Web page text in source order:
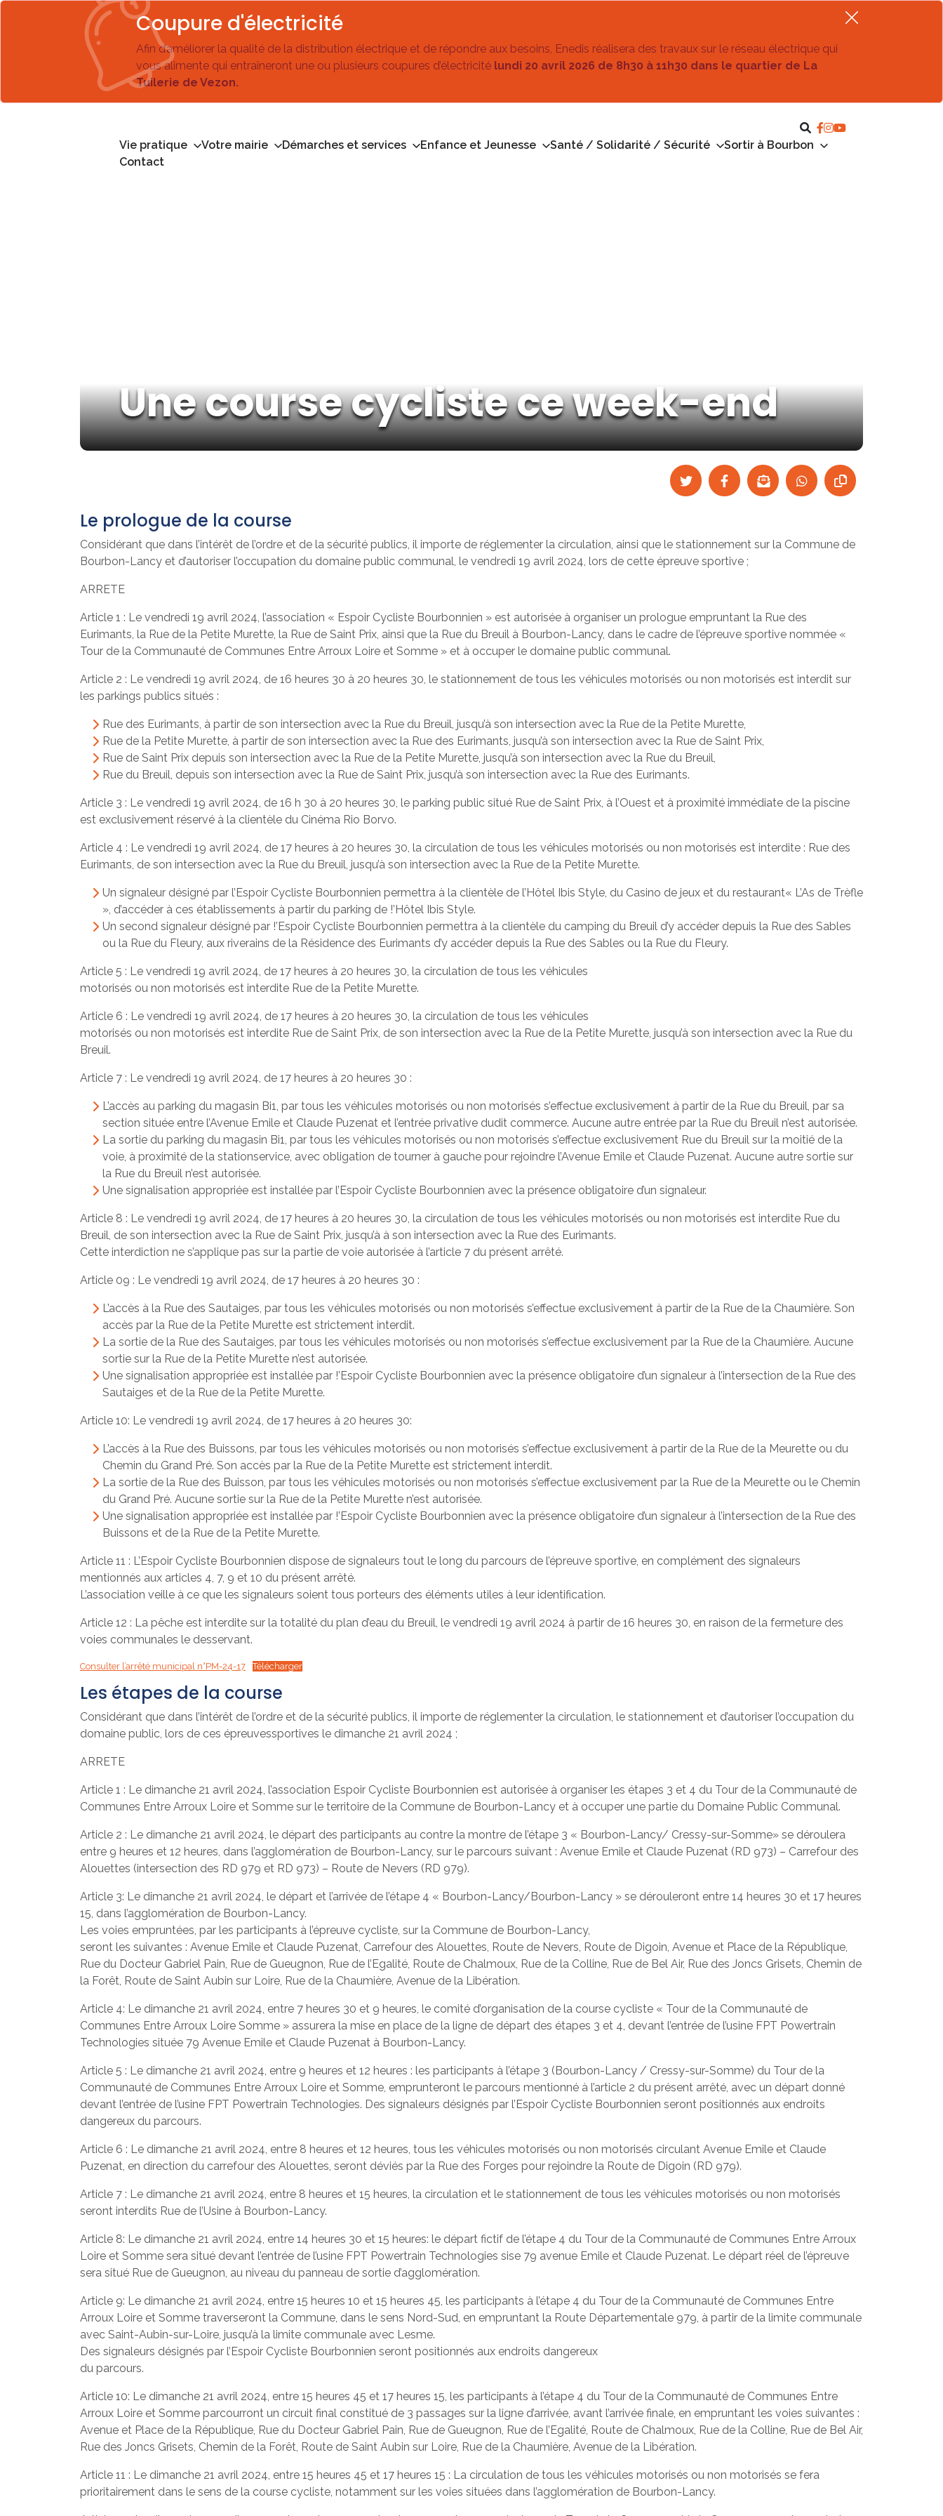
Coupure d'électricité
Afin d’améliorer la qualité de la distribution électrique et de répondre aux besoins, Enedis réalisera des travaux sur le réseau électrique qui
vous alimente qui entraîneront une ou plusieurs coupures d’électricité lundi 20 avril 2026 de 8h30 à 11h30 dans le quartier de La
Tuilerie de Vezon.
Vie pratique Votre mairie Démarches et services Enfance et Jeunesse Santé / Solidarité / Sécurité
Sortir à Bourbon
Contact
Une course cycliste ce week-end
Le prologue de la course
Considérant que dans l’intérêt de l’ordre et de la sécurité publics, il importe de réglementer la circulation, ainsi que le stationnement sur la Commune de
Bourbon-Lancy et d’autoriser l’occupation du domaine public communal, le vendredi 19 avril 2024, lors de cette épreuve sportive ;
ARRETE
Article 1 : Le vendredi 19 avril 2024, l’association « Espoir Cycliste Bourbonnien » est autorisée à organiser un prologue empruntant la Rue des
Eurimants, la Rue de la Petite Murette, la Rue de Saint Prix, ainsi que la Rue du Breuil à Bourbon-Lancy, dans le cadre de l’épreuve sportive nommée «
Tour de la Communauté de Communes Entre Arroux Loire et Somme » et à occuper le domaine public communal.
Article 2 : Le vendredi 19 avril 2024, de 16 heures 30 à 20 heures 30, le stationnement de tous les véhicules motorisés ou non motorisés est interdit sur
les parkings publics situés :
Rue des Eurimants, à partir de son intersection avec la Rue du Breuil, jusqu’à son intersection avec la Rue de la Petite Murette,
Rue de la Petite Murette, à partir de son intersection avec la Rue des Eurimants, jusqu’à son intersection avec la Rue de Saint Prix,
Rue de Saint Prix depuis son intersection avec la Rue de la Petite Murette, jusqu’à son intersection avec la Rue du Breuil,
Rue du Breuil, depuis son intersection avec la Rue de Saint Prix, jusqu’à son intersection avec la Rue des Eurimants.
Article 3 : Le vendredi 19 avril 2024, de 16 h 30 à 20 heures 30, le parking public situé Rue de Saint Prix, à l’Ouest et à proximité immédiate de la piscine
est exclusivement réservé à la clientèle du Cinéma Rio Borvo.
Article 4 : Le vendredi 19 avril 2024, de 17 heures à 20 heures 30, la circulation de tous les véhicules motorisés ou non motorisés est interdite : Rue des
Eurimants, de son intersection avec la Rue du Breuil, jusqu’à son intersection avec la Rue de la Petite Murette.
Un signaleur désigné par l’Espoir Cycliste Bourbonnien permettra à la clientèle de l’Hôtel Ibis Style, du Casino de jeux et du restaurant« L’As de Trèfle
», d’accéder à ces établissements à partir du parking de !’Hôtel Ibis Style.
Un second signaleur désigné par !’Espoir Cycliste Bourbonnien permettra à la clientèle du camping du Breuil d’y accéder depuis la Rue des Sables
ou la Rue du Fleury, aux riverains de la Résidence des Eurimants d’y accéder depuis la Rue des Sables ou la Rue du Fleury.
Article 5 : Le vendredi 19 avril 2024, de 17 heures à 20 heures 30, la circulation de tous les véhicules
motorisés ou non motorisés est interdite Rue de la Petite Murette.
Article 6 : Le vendredi 19 avril 2024, de 17 heures à 20 heures 30, la circulation de tous les véhicules
motorisés ou non motorisés est interdite Rue de Saint Prix, de son intersection avec la Rue de la Petite Murette, jusqu’à son intersection avec la Rue du
Breuil.
Article 7 : Le vendredi 19 avril 2024, de 17 heures à 20 heures 30 :
L’accès au parking du magasin Bi1, par tous les véhicules motorisés ou non motorisés s’effectue exclusivement à partir de la Rue du Breuil, par sa
section située entre l’Avenue Emile et Claude Puzenat et l’entrée privative dudit commerce. Aucune autre entrée par la Rue du Breuil n’est autorisée.
La sortie du parking du magasin Bi1, par tous les véhicules motorisés ou non motorisés s’effectue exclusivement Rue du Breuil sur la moitié de la
voie, à proximité de la stationservice, avec obligation de tourner à gauche pour rejoindre l’Avenue Emile et Claude Puzenat. Aucune autre sortie sur
la Rue du Breuil n’est autorisée.
Une signalisation appropriée est installée par l’Espoir Cycliste Bourbonnien avec la présence obligatoire d’un signaleur.
Article 8 : Le vendredi 19 avril 2024, de 17 heures à 20 heures 30, la circulation de tous les véhicules motorisés ou non motorisés est interdite Rue du
Breuil, de son intersection avec la Rue de Saint Prix, jusqu’à à son intersection avec la Rue des Eurimants.
Cette interdiction ne s’applique pas sur la partie de voie autorisée à l’article 7 du présent arrêté.
Article 09 : Le vendredi 19 avril 2024, de 17 heures à 20 heures 30 :
L’accès à la Rue des Sautaiges, par tous les véhicules motorisés ou non motorisés s’effectue exclusivement à partir de la Rue de la Chaumière. Son
accès par la Rue de la Petite Murette est strictement interdit.
La sortie de la Rue des Sautaiges, par tous les véhicules motorisés ou non motorisés s’effectue exclusivement par la Rue de la Chaumière. Aucune
sortie sur la Rue de la Petite Murette n’est autorisée.
Une signalisation appropriée est installée par !’Espoir Cycliste Bourbonnien avec la présence obligatoire d’un signaleur à l’intersection de la Rue des
Sautaiges et de la Rue de la Petite Murette.
Article 10: Le vendredi 19 avril 2024, de 17 heures à 20 heures 30:
L’accès à la Rue des Buissons, par tous les véhicules motorisés ou non motorisés s’effectue exclusivement à partir de la Rue de la Meurette ou du
Chemin du Grand Pré. Son accès par la Rue de la Petite Murette est strictement interdit.
La sortie de la Rue des Buisson, par tous les véhicules motorisés ou non motorisés s’effectue exclusivement par la Rue de la Meurette ou le Chemin
du Grand Pré. Aucune sortie sur la Rue de la Petite Murette n’est autorisée.
Une signalisation appropriée est installée par !’Espoir Cycliste Bourbonnien avec la présence obligatoire d’un signaleur à l’intersection de la Rue des
Buissons et de la Rue de la Petite Murette.
Article 11 : L’Espoir Cycliste Bourbonnien dispose de signaleurs tout le long du parcours de l’épreuve sportive, en complément des signaleurs
mentionnés aux articles 4, 7, 9 et 10 du présent arrêté.
L’association veille à ce que les signaleurs soient tous porteurs des éléments utiles à leur identification.
Article 12 : La pêche est interdite sur la totalité du plan d’eau du Breuil, le vendredi 19 avril 2024 à partir de 16 heures 30, en raison de la fermeture des
voies communales le desservant.
Consulter l’arrêté municipal n°PM-24-17 Télécharger
Les étapes de la course
Considérant que dans l’intérêt de l’ordre et de la sécurité publics, il importe de réglementer la circulation, le stationnement et d’autoriser l’occupation du
domaine public, lors de ces épreuvessportives le dimanche 21 avril 2024 ;
ARRETE
Article 1 : Le dimanche 21 avril 2024, l’association Espoir Cycliste Bourbonnien est autorisée à organiser les étapes 3 et 4 du Tour de la Communauté de
Communes Entre Arroux Loire et Somme sur le territoire de la Commune de Bourbon-Lancy et à occuper une partie du Domaine Public Communal.
Article 2 : Le dimanche 21 avril 2024, le départ des participants au contre la montre de l’étape 3 « Bourbon-Lancy/ Cressy-sur-Somme» se déroulera
entre 9 heures et 12 heures, dans l’agglomération de Bourbon-Lancy, sur le parcours suivant : Avenue Emile et Claude Puzenat (RD 973) – Carrefour des
Alouettes (intersection des RD 979 et RD 973) – Route de Nevers (RD 979).
Article 3: Le dimanche 21 avril 2024, le départ et l’arrivée de l’étape 4 « Bourbon-Lancy/Bourbon-Lancy » se dérouleront entre 14 heures 30 et 17 heures
15, dans l’agglomération de Bourbon-Lancy.
Les voies empruntées, par les participants à l’épreuve cycliste, sur la Commune de Bourbon-Lancy,
seront les suivantes : Avenue Emile et Claude Puzenat, Carrefour des Alouettes, Route de Nevers, Route de Digoin, Avenue et Place de la République,
Rue du Docteur Gabriel Pain, Rue de Gueugnon, Rue de l’Egalité, Route de Chalmoux, Rue de la Colline, Rue de Bel Air, Rue des Joncs Grisets, Chemin de
la Forêt, Route de Saint Aubin sur Loire, Rue de la Chaumière, Avenue de la Libération.
Article 4: Le dimanche 21 avril 2024, entre 7 heures 30 et 9 heures, le comité d’organisation de la course cycliste « Tour de la Communauté de
Communes Entre Arroux Loire Somme » assurera la mise en place de la ligne de départ des étapes 3 et 4, devant l’entrée de l’usine FPT Powertrain
Technologies située 79 Avenue Emile et Claude Puzenat à Bourbon-Lancy.
Article 5 : Le dimanche 21 avril 2024, entre 9 heures et 12 heures : les participants à l’étape 3 (Bourbon-Lancy / Cressy-sur-Somme) du Tour de la
Communauté de Communes Entre Arroux Loire et Somme, emprunteront le parcours mentionné à l’article 2 du présent arrêté, avec un départ donné
devant l’entrée de l’usine FPT Powertrain Technologies. Des signaleurs désignés par l’Espoir Cycliste Bourbonnien seront positionnés aux endroits
dangereux du parcours.
Article 6 : Le dimanche 21 avril 2024, entre 8 heures et 12 heures, tous les véhicules motorisés ou non motorisés circulant Avenue Emile et Claude
Puzenat, en direction du carrefour des Alouettes, seront déviés par la Rue des Forges pour rejoindre la Route de Digoin (RD 979).
Article 7 : Le dimanche 21 avril 2024, entre 8 heures et 15 heures, la circulation et le stationnement de tous les véhicules motorisés ou non motorisés
seront interdits Rue de l’Usine à Bourbon-Lancy.
Article 8: Le dimanche 21 avril 2024, entre 14 heures 30 et 15 heures: le départ fictif de l’étape 4 du Tour de la Communauté de Communes Entre Arroux
Loire et Somme sera situé devant l’entrée de l’usine FPT Powertrain Technologies sise 79 avenue Emile et Claude Puzenat. Le départ réel de l’épreuve
sera situé Rue de Gueugnon, au niveau du panneau de sortie d’agglomération.
Article 9: Le dimanche 21 avril 2024, entre 15 heures 10 et 15 heures 45, les participants à l’étape 4 du Tour de la Communauté de Communes Entre
Arroux Loire et Somme traverseront la Commune, dans le sens Nord-Sud, en empruntant la Route Départementale 979, à partir de la limite communale
avec Saint-Aubin-sur-Loire, jusqu’à la limite communale avec Lesme.
Des signaleurs désignés par l’Espoir Cycliste Bourbonnien seront positionnés aux endroits dangereux
du parcours.
Article 10: Le dimanche 21 avril 2024, entre 15 heures 45 et 17 heures 15, les participants à l’étape 4 du Tour de la Communauté de Communes Entre
Arroux Loire et Somme parcourront un circuit final constitué de 3 passages sur la ligne d’arrivée, avant l’arrivée finale, en empruntant les voies suivantes :
Avenue et Place de la République, Rue du Docteur Gabriel Pain, Rue de Gueugnon, Rue de l’Egalité, Route de Chalmoux, Rue de la Colline, Rue de Bel Air,
Rue des Joncs Grisets, Chemin de la Forêt, Route de Saint Aubin sur Loire, Rue de la Chaumière, Avenue de la Libération.
Article 11 : Le dimanche 21 avril 2024, entre 15 heures 45 et 17 heures 15 : La circulation de tous les véhicules motorisés ou non motorisés se fera
prioritairement dans le sens de la course cycliste, notamment sur les voies situées dans l’agglomération de Bourbon-Lancy.